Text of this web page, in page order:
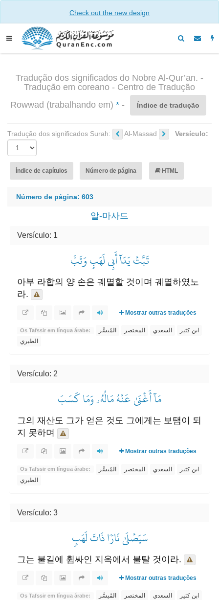
Check out the new design
Tradução dos significados do Nobre Al-Qur’an. -
Tradução em coreano - Centro de Tradução
Rowwad (trabalhando em) *- Índice de tradução
Tradução dos significados Surah: Al-Massad Versículo:
Índice de capítulos Número de página HTML
Número de página: 603
알-마사드
Versículo: 1
تَبَّتۡ يَدَآ أَبِي لَهَبٖ وَتَبَّ
아부 라합의 양 손은 궤멸할 것이며 궤멸하였노
라.
Mostrar outras traduções
Os Tafssir em língua árabe: المُيسَّر المختصر السعدي
ابن كثير
الطبري
Versículo: 2
مَآ أَغۡنَىٰ عَنۡهُ مَالُهُۥ وَمَا كَسَبَ
그의 재산도 그가 얻은 것도 그에게는 보탬이 되
지 못하며
Mostrar outras traduções
Os Tafssir em língua árabe: المُيسَّر المختصر السعدي
ابن كثير
الطبري
Versículo: 3
سَيَصۡلَىٰ نَارٗا ذَاتَ لَهَبٖ
그는 불길에 휩싸인 지옥에서 불탈 것이라.
Mostrar outras traduções
Os Tafssir em língua árabe: المُيسَّر المختصر السعدي
ابن كثير